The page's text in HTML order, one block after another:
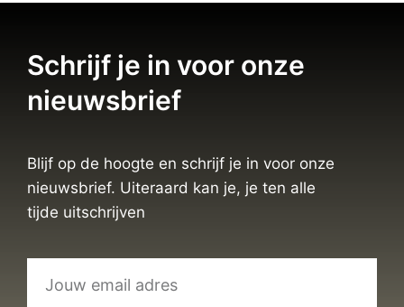
Schrijf je in voor onze
nieuwsbrief
Blijf op de hoogte en schrijf je in voor onze
nieuwsbrief. Uiteraard kan je, je ten alle
tijde uitschrijven